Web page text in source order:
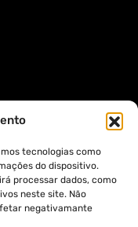
tecnologias como
do dispositivo.
processar dados, como
neste site. Não
negativamante
PRIVACIDADE